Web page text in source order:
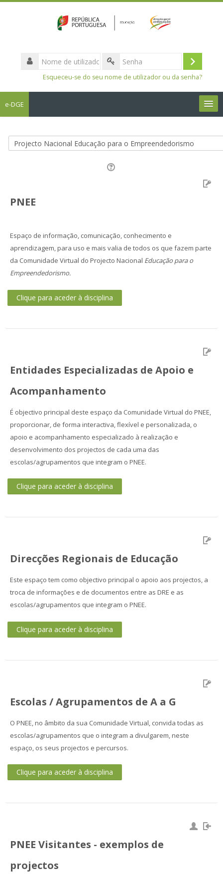
Nome
de
utilizador
Entrar
Esqueceu-se do seu nome de utilizador ou da senha?
e-DGE
Pesquisar
PNEE
Espaço de informação, comunicação, conhecimento e
aprendizagem, para uso e mais valia de todos os que fazem parte
da Comunidade Virtual do Projecto Nacional Educação para o
Empreendedorismo.
Clique para aceder à disciplina
Entidades Especializadas de Apoio e
Acompanhamento
É objectivo principal deste espaço da Comunidade Virtual do PNEE,
proporcionar, de forma interactiva, flexível e personalizada, o
apoio e acompanhamento especializado à realização e
desenvolvimento dos projectos de cada uma das
escolas/agrupamentos que integram o PNEE.
Clique para aceder à disciplina
Direcções Regionais de Educação
Este espaço tem como objectivo principal o apoio aos projectos, a
troca de informações e de documentos entre as DRE e as
escolas/agrupamentos que integram o PNEE.
Clique para aceder à disciplina
Escolas / Agrupamentos de A a G
O PNEE, no âmbito da sua Comunidade Virtual, convida todas as
escolas/agrupamentos que o integram a divulgarem, neste
espaço, os seus projectos e percursos.
Clique para aceder à disciplina
PNEE Visitantes - exemplos de
projectos